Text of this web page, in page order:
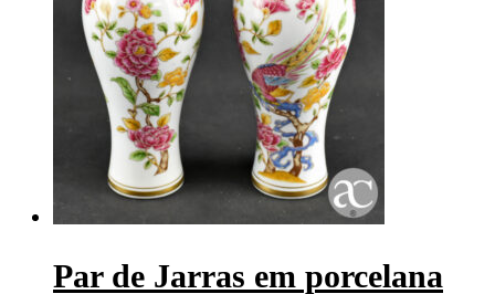
Par de Jarras em porcelana